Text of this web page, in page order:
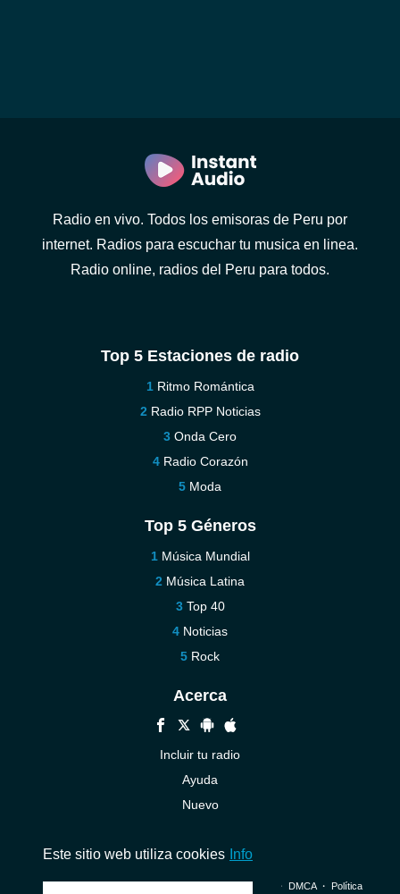
Radio en vivo. Todos los emisoras de Peru por
internet. Radios para escuchar tu musica en linea.
Radio online, radios del Peru para todos.
Top 5 Estaciones de radio
Ritmo Romántica
Radio RPP Noticias
Onda Cero
Radio Corazón
Moda
Top 5 Géneros
Música Mundial
Música Latina
Top 40
Noticias
Rock
Acerca
Incluir tu radio
Ayuda
Nuevo
© 2026 InstantAudio. Reservados todos los derechos. ・ DMCA・ Política
Este sitio web utiliza cookies Info